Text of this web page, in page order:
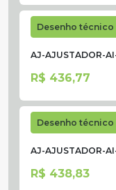
Desenho técnico
AJ-AJUSTADOR-
R$ 436,77
Desenho técnico
AJ-AJUSTADOR-
R$ 438,83